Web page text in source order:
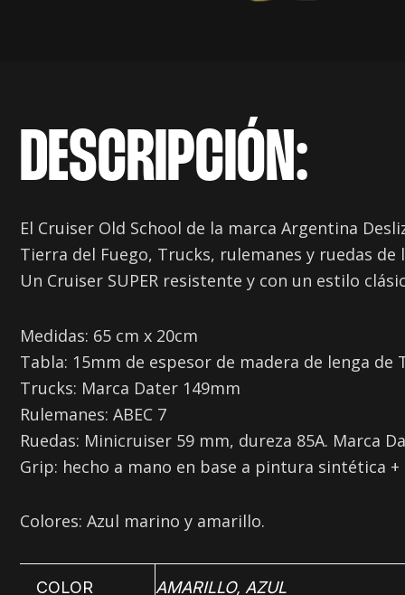
DESCRIPCIÓN:
El Cruiser Old School de la marca Argentina
Tierra del Fuego, Trucks, rulemanes y ruedas
Un Cruiser SUPER resistente y con un estilo
Medidas: 65 cm x 20cm
Tabla: 15mm de espesor de madera de lenga de
Trucks: Marca Dater 149mm
Rulemanes: ABEC 7
Ruedas: Minicruiser 59 mm, dureza 85A. Marca
Grip: hecho a mano en base a pintura sintética
Colores: Azul marino y amarillo.
COLOR AMARILLO, AZUL